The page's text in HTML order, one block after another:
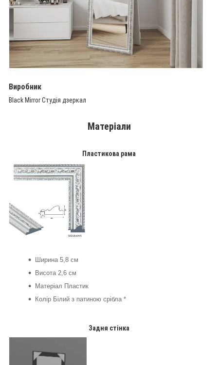
Виробник
Black Mirror Студія дзеркал
Матеріали
Пластикова рама
Ширина 5,8 см
Висота 2,6 см
Матеріал Пластик
Колір Білий з патиною срібла *
Задня стінка